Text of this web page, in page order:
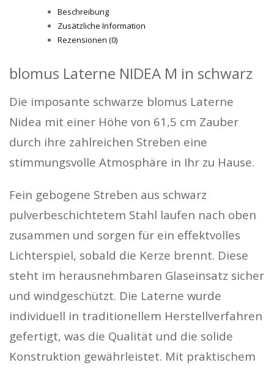
Beschreibung
Zusätzliche Information
Rezensionen (0)
blomus Laterne NIDEA M in schwarz
Die imposante schwarze blomus Laterne
Nidea mit einer Höhe von 61,5 cm Zauber
durch ihre zahlreichen Streben eine
stimmungsvolle Atmosphäre in Ihr zu Hause.
Fein gebogene Streben aus schwarz
pulverbeschichtetem Stahl laufen nach oben
zusammen und sorgen für ein effektvolles
Lichterspiel, sobald die Kerze brennt. Diese
steht im herausnehmbaren Glaseinsatz sicher
und windgeschützt. Die Laterne wurde
individuell in traditionellem Herstellverfahren
gefertigt, was die Qualität und die solide
Konstruktion gewährleistet. Mit praktischem